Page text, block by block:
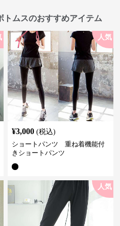
トムスのおすすめアイテム
人気
¥3,000 (税込)
ショートパンツ 重ね着機能付
きショートパンツ
人気